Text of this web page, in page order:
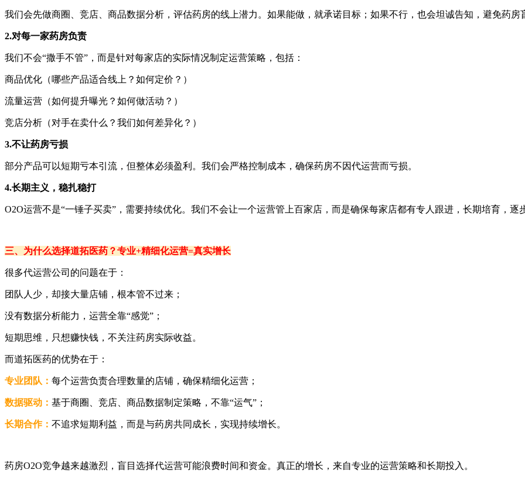
我们会先做商圈、竞店、商品数据分析，评估药房的线上潜力。如果能做，就承诺目标；如果不行，也会坦诚告知，避免药房
2.对每一家药房负责
我们不会“撒手不管”，而是针对每家店的实际情况制定运营策略，包括：
商品优化（哪些产品适合线上？如何定价？）
流量运营（如何提升曝光？如何做活动？）
竞店分析（对手在卖什么？我们如何差异化？）
3.不让药房亏损
部分产品可以短期亏本引流，但整体必须盈利。我们会严格控制成本，确保药房不因代运营而亏损。
4.长期主义，稳扎稳打
O2O运营不是“一锤子买卖”，需要持续优化。我们不会让一个运营管上百家店，而是确保每家店都有专人跟进，长期培育，逐
三、为什么选择道拓医药？专业+精细化运营=真实增长
很多代运营公司的问题在于：
团队人少，却接大量店铺，根本管不过来；
没有数据分析能力，运营全靠“感觉”；
短期思维，只想赚快钱，不关注药房实际收益。
而道拓医药的优势在于：
专业团队： 每个运营负责合理数量的店铺，确保精细化运营；
数据驱动： 基于商圈、竞店、商品数据制定策略，不靠“运气”；
长期合作： 不追求短期利益，而是与药房共同成长，实现持续增长。
药房O2O竞争越来越激烈，盲目选择代运营可能浪费时间和资金。真正的增长，来自专业的运营策略和长期投入。